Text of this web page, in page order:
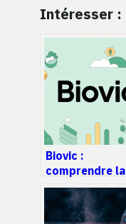
Intéresser :
Biovic :
comprendre la
marque, ses
usages et ses
alternatives